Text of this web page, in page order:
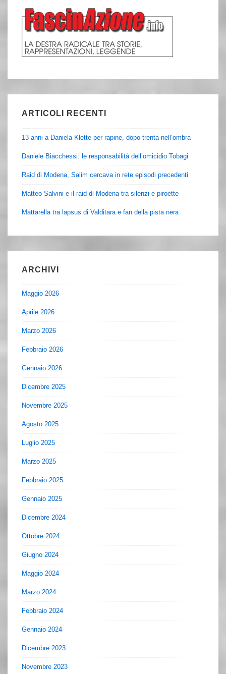
ARTICOLI RECENTI
13 anni a Daniela Klette per rapine, dopo trenta nell’ombra
Daniele Biacchessi: le responsabilità dell’omicidio Tobagi
Raid di Modena, Salim cercava in rete episodi precedenti
Matteo Salvini e il raid di Modena tra silenzi e piroette
Mattarella tra lapsus di Valditara e fan della pista nera
ARCHIVI
Maggio 2026
Aprile 2026
Marzo 2026
Febbraio 2026
Gennaio 2026
Dicembre 2025
Novembre 2025
Agosto 2025
Luglio 2025
Marzo 2025
Febbraio 2025
Gennaio 2025
Dicembre 2024
Ottobre 2024
Giugno 2024
Maggio 2024
Marzo 2024
Febbraio 2024
Gennaio 2024
Dicembre 2023
Novembre 2023